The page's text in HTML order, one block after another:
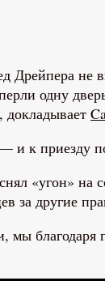
не
одну
докладывает
и к приезду
«угон»
за другие
благодаря